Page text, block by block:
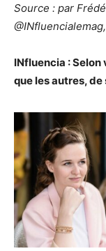
Source : par
INfluencia :
que les autres,